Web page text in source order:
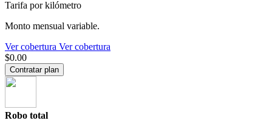
Tarifa por kilómetro
Monto mensual variable.
Ver cobertura Ver cobertura
$0.00
Contratar plan
Robo total